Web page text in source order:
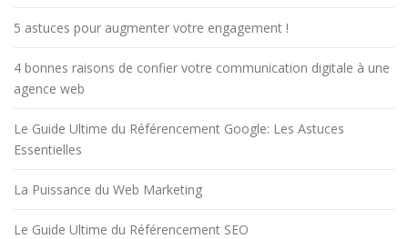
5 astuces pour augmenter votre engagement !
4 bonnes raisons de confier votre communication digitale à une
agence web
Le Guide Ultime du Référencement Google: Les Astuces
Essentielles
La Puissance du Web Marketing
Le Guide Ultime du Référencement SEO